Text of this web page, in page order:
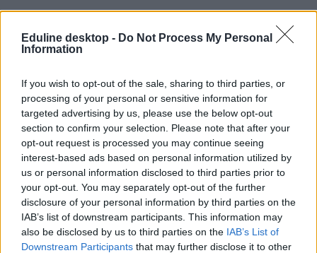
Eduline desktop - Do Not Process My Personal
Information
If you wish to opt-out of the sale, sharing to third parties, or
processing of your personal or sensitive information for
targeted advertising by us, please use the below opt-out
section to confirm your selection. Please note that after your
opt-out request is processed you may continue seeing
interest-based ads based on personal information utilized by
us or personal information disclosed to third parties prior to
your opt-out. You may separately opt-out of the further
disclosure of your personal information by third parties on the
IAB’s list of downstream participants. This information may
also be disclosed by us to third parties on the IAB’s List of
Downstream Participants that may further disclose it to other
Budapest Metropolitan Egyetem
közpénz
rektor lemondás